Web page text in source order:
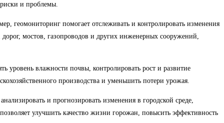
и проблемы.
геомониторинг помогает отслеживать и контролировать изменения
мостов, газопроводов и других инженерных сооружений,
уровень влажности почвы, контролировать рост и развитие
производства и уменьшить потери урожая.
и прогнозировать изменения в городской среде,
улучшить качество жизни горожан, повысить эффективность